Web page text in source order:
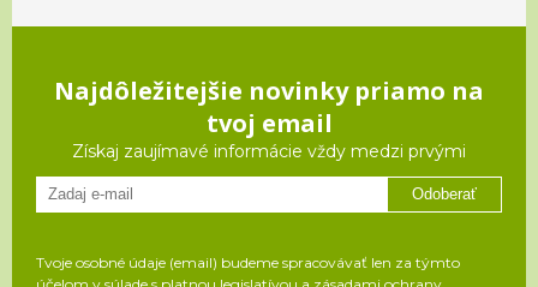
Najdôležitejšie novinky priamo na
tvoj email
Získaj zaujímavé informácie vždy medzi prvými
Odoberať
Tvoje osobné údaje (email) budeme spracovávať len za týmto